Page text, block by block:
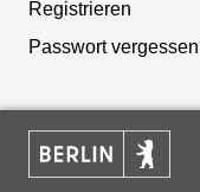
Registrieren
Passwort